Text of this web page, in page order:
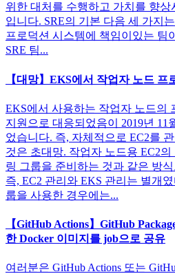
위한 대처를 수행하고 가치를 향
입니다. SRE의 기본 다음 세 가지
프로덕션 시스템에 책임이있는 팀
SRE 팀...
【대망】EKS에서 작업자 노드 프
EKS에서 사용하는 작업자 노드의
지원으로 대응되었음이 2019년 11
었습니다. 즉, 자체적으로 EC2를
것은 초대망. 작업자 노드용 EC2
링 그룹을 준비하는 것과 같은 방
즉, EC2 관리와 EKS 관리는 별개
룹을 사용한 경우에는...
【GitHub Actions】GitHub
한 Docker 이미지를 job으로 공유
여러분은 GitHub Actions 또는